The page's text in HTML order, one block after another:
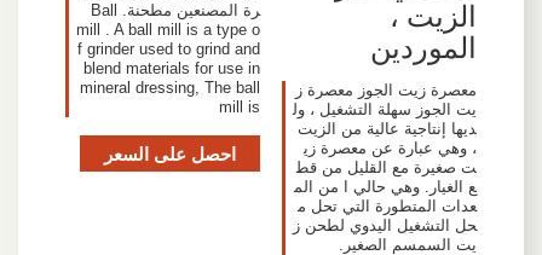
الزيت ،
الموردين
معصرة زيت الجوز معصرة ز
يت الجوز سهلة التشغيل ، ول
ديها إنتاجية عالية من الزيت
، وهي عبارة عن معصرة زي
ت صغيرة مع القليل من قط
ع الغيار. وهي حالي ا من الم
عدات المتطورة التي تحل م
حل التشغيل اليدوي لطحن ز
يت السمسم الصغير.
رة المصنعين مطحنة. Ball
mill . A ball mill is a type o
f grinder used to grind and
blend materials for use in
mineral dressing, The ball
mill is
احصل على السعر